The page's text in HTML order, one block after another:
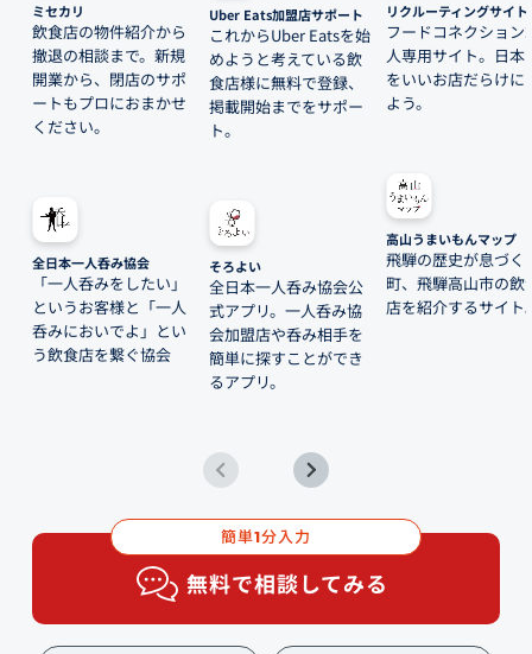
ミセカリ
飲食店の物件紹介から
撤退の相談まで。新規
開業から、閉店のサポ
ートもプロにおまかせ
ください。
全日本一人呑み協会
「一人呑みをしたい」
というお客様と「一人
呑みにおいでよ」とい
う飲食店を繋ぐ協会
Uber Eats加盟店サポート
これからUber Eatsを始
めようと考えている飲
食店様に無料で登録、
掲載開始までをサポー
ト。
そろよい
全日本一人呑み協会公
式アプリ。一人呑み協
会加盟店や呑み相手を
簡単に探すことができ
るアプリ。
リクルーティングサイト
フードコネクション
人専用サイト。日本
をいいお店だらけに
よう。
高山うまいもんマップ
飛騨の歴史が息づく
町、飛騨高山市の飲
店を紹介するサイト
簡単1分入力
無料で相談してみる